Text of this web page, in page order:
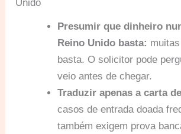
Unido
Presumir que dinheiro
Reino Unido basta:
basta. O solicitor pode
veio antes de chegar.
Traduzir apenas a carta
casos de entrada doada
também exigem prova